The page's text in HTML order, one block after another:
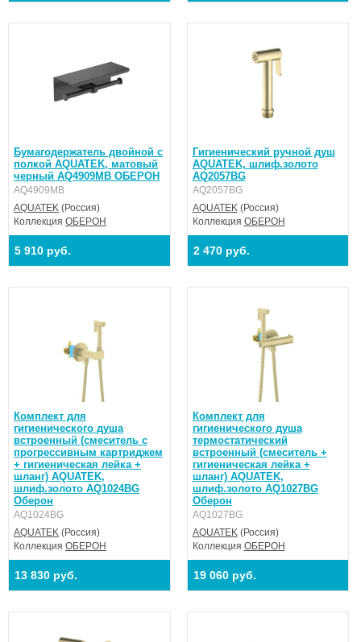
Бумагодержатель двойной с
полкой AQUATEK, матовый
черный AQ4909MB ОБЕРОН
AQ4909MB
AQUATEK (Россия)
Коллекция ОБЕРОН
5 910 руб.
Гигиенический ручной душ
AQUATEK, шлиф.золото
AQ2057BG
AQ2057BG
AQUATEK(Россия)
Коллекция ОБЕРОН
2 470 руб.
Комплект для
гигиенического душа
встроенный (смеситель с
прогрессивным картриджем
+ гигиеническая лейка +
шланг) AQUATEK,
шлиф.золото AQ1024BG
Оберон
AQ1024BG
AQUATEK (Россия)
Коллекция ОБЕРОН
13 830 руб.
Комплект для
гигиенического душа
термостатический
встроенный (смеситель +
гигиеническая лейка +
шланг) AQUATEK,
шлиф.золото AQ1027BG
Оберон
AQ1027BG
AQUATEK(Россия)
Коллекция ОБЕРОН
19 060 руб.